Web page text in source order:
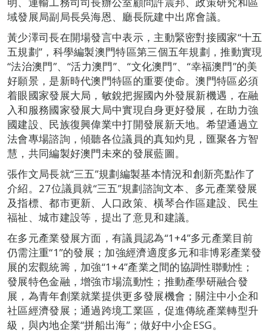
域發展局副局長吳海恩、廳長阮建中出席會議。
黃少澤司長在開場發言中表示，主動緊密對接國家“十五
五規劃”，科學編製澳門特區第三個五年規劃，推動實現
“法治澳門”、“活力澳門”、“文化澳門”、“幸福澳門”的美
好願景，是新時代澳門特區的重要使命。澳門特區必須
着眼國家發展大局，敏銳把握國內外發展新機遇，在融
入和服務國家發展大局中實現自身更好發展，在助力強
國建設、民族復興偉業中打開發展新天地。希望通過立
法會專場諮詢，傾聽各位議員的真知灼見，匯聚各方智
慧，共同編製好澳門未來的發展藍圖。
張作文局長就“三五”規劃編製基本情況和創新亮點作了
介紹。27位議員就“三五”規劃諮詢文本、多元產業發展
及指標、都市更新、人口政策、橫琴合作區建設、民生
福祉、城市建設等，提出了意見和建議。
在多元產業發展方面，有議員認為“1+4”多元產業目前
仍需注重“1”的發展；加強經濟適度多元和非博彩產業發
展的宏觀統籌，加強“1+4”產業之間的協調性聯動性；
發展特色金融，增強市場流動性；推動產學研融合發
展，為青年創業就業提供更多發展機會；關注中小企和
社區經濟發展；通過跨境工業區，促進傳統產業轉型升
級，與內地企業“拼船出海”；做好中小企ESG。